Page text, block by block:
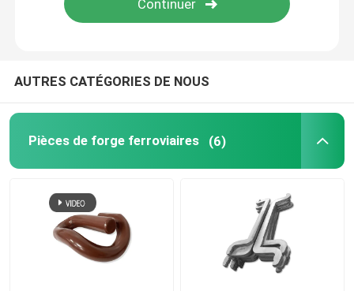
AUTRES CATÉGORIES DE NOUS
Pièces de forge ferroviaires (6)